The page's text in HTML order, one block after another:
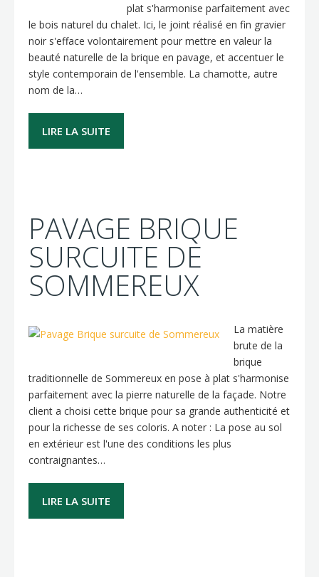
plat s'harmonise parfaitement avec
le bois naturel du chalet. Ici, le joint réalisé en fin gravier
noir s'efface volontairement pour mettre en valeur la
beauté naturelle de la brique en pavage, et accentuer le
style contemporain de l'ensemble. La chamotte, autre
nom de la…
LIRE LA SUITE
PAVAGE BRIQUE
SURCUITE DE
SOMMEREUX
La matière
brute de la
brique
traditionnelle de Sommereux en pose à plat s'harmonise
parfaitement avec la pierre naturelle de la façade. Notre
client a choisi cette brique pour sa grande authenticité et
pour la richesse de ses coloris. A noter : La pose au sol
en extérieur est l'une des conditions les plus
contraignantes…
LIRE LA SUITE